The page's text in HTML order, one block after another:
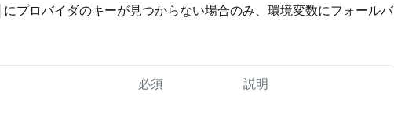
にプロバイダのキーが見つからない場合のみ、環境変数にフォールバ
必須 説明